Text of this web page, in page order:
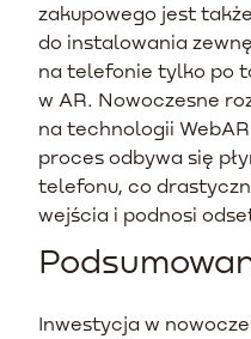
zakupowego jest
do instalowania
na telefonie tylko po
w AR. Nowoczesne
na technologii
proces odbywa się
telefonu, co
wejścia i podnosi
Inwestycja w